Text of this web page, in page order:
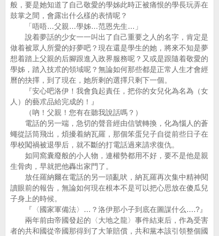
般，要是她知道了自己敬愛的學姊此時正被痛恨的學長玩弄在
鼓掌之間，會露出什么樣的表情呢？
「唔唔…父親…學姊…范恩先生…」
說着夢話的少女一一叫出了自己重要之人的名字，肯定是
做着被眾人所愛的好夢吧？現在還是學生的她，將來不知是夢
想着踏上父親的后腳跟進入政界服務呢？又或是跟隨着敬愛的
學姊，踏入技朮的領域呢？無論如何那些都是正常人生才會經
曆的抉擇，到了現在，她所剩的選擇只剩下一個。
『安心吧洛伊！我會負起責任，把你的女兒化為名為（女
人）的藝朮品給完成的！』
（吶！父親！您有在聽我說話嗎？）
電話的另一端，急切的聲音經由信號轉換，化為惱人的蒼
蠅從話筒飛出，煩擾着納瓦羅，那個笨蛋兒子自從前些日子在
學校闖禍被退學后，就不斷的打電話過來請求復仇。
如同窩囊廢般的小人物，連權勢都用不好，要不是他是親
生骨肉，早就把他轟出家門了。
放任羅納爾在電話的另一頭亂吠，納瓦羅再次集中精神閱
讀眼前的報告，無論如何現在根本不是可以把心思放在傻瓜兒
子身上的時候。
『〈國家軍備法〉…？洛伊那小子到底在圖謀什么….?』
兩年前由帝國發起的〈大地之龍〉事件結束后，作為受害
者的共和國從帝國那得到了大筆賠償，共和黨本該引領整個國